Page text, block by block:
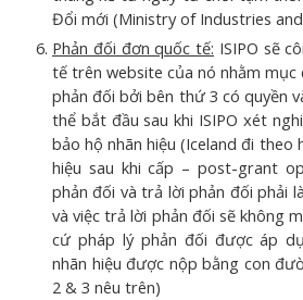
Đổi mới (Ministry of Industries
Phản đối đơn quốc tế: ISIPO sẽ
tế trên website của nó nhằm mục
phản đối bởi bên thứ 3 có quyền
thể bắt đầu sau khi ISIPO xét
bảo hộ nhãn hiệu (Iceland đi theo
hiệu sau khi cấp – post-grant
phản đối và trả lời phản đối phải
và việc trả lời phản đối sẽ không
cứ pháp lý phản đối được áp
nhãn hiệu được nộp bằng con
2 & 3 nêu trên)